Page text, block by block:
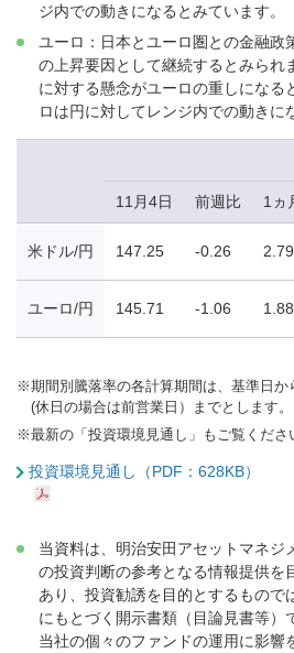
ジ内での動きになるとみています。
ユーロ：日本とユーロ圏との金融政
の上昇要因として継続するとみられ
に対する懸念がユーロの重しになる
ロは円に対してレンジ内での動きに
11月4日 前週比 1ヵ
米ドル/円 147.25 -0.26 2.79
ユーロ/円 145.71 -1.06 1.88
※期間別騰落率の各計算期間は、基準日か
(休日の場合は前営業日）までとします。
※最新の「投資環境見通し」もご覧くださ
投資環境見通し（PDF：628KB）
当資料は、明治安田アセットマネジ
の投資判断の参考となる情報提供を
あり、投資勧誘を目的とするもので
にもとづく開示書類（目論見書等）
当社の個々のファンドの運用に影響